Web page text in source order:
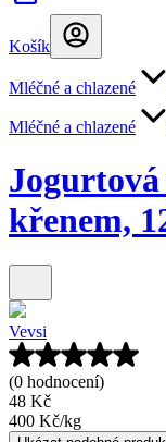
Košík
Mléčné a chlazené
Mléčné a chlazené
Jogurtová
křenem,
Vevsi
(0 hodnocení)
48 Kč
400 Kč/kg